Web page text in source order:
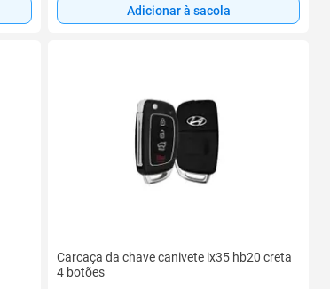
Adicionar à sacola
Carcaça da chave canivete ix35 hb20 creta
4 botões